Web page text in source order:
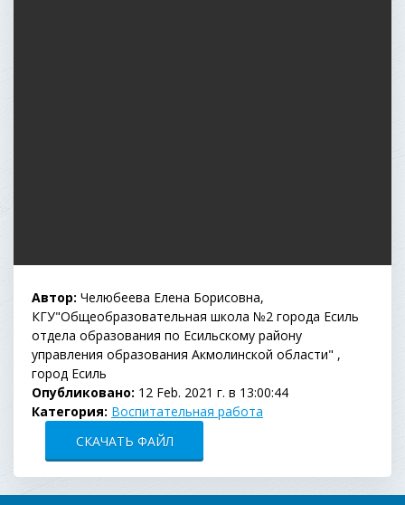
Автор: Челюбеева Елена Борисовна,
КГУ"Общеобразовательная школа №2 города Есиль
отдела образования по Есильскому району
управления образования Акмолинской области" ,
город Есиль
Опубликовано: 12 Feb. 2021 г. в 13:00:44
Категория: Воспитательная работа
СКАЧАТЬ ФАЙЛ